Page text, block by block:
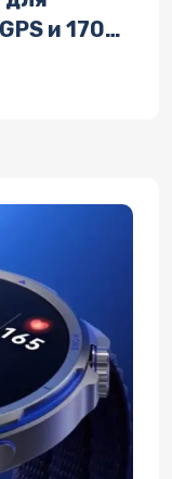
и 170